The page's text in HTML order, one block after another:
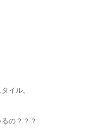
イル。
の？？？